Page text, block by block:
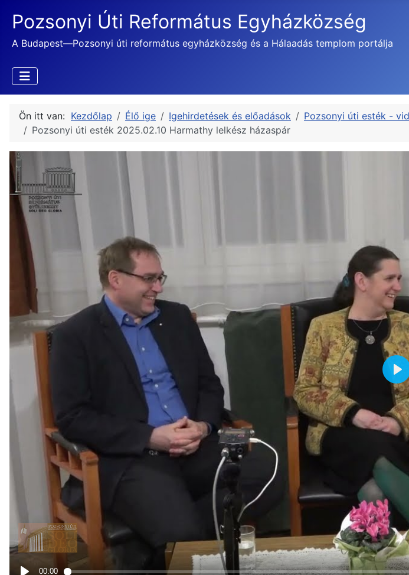
Pozsonyi Úti Református Egyházközség
A Budapest—Pozsonyi úti református egyházközség és a Hálaadás templom portálja
Ön itt van: Kezdőlap Élő ige Igehirdetések és előadások Pozsonyi úti esték -
Pozsonyi úti esték 2025.02.10 Harmathy lelkész házaspár